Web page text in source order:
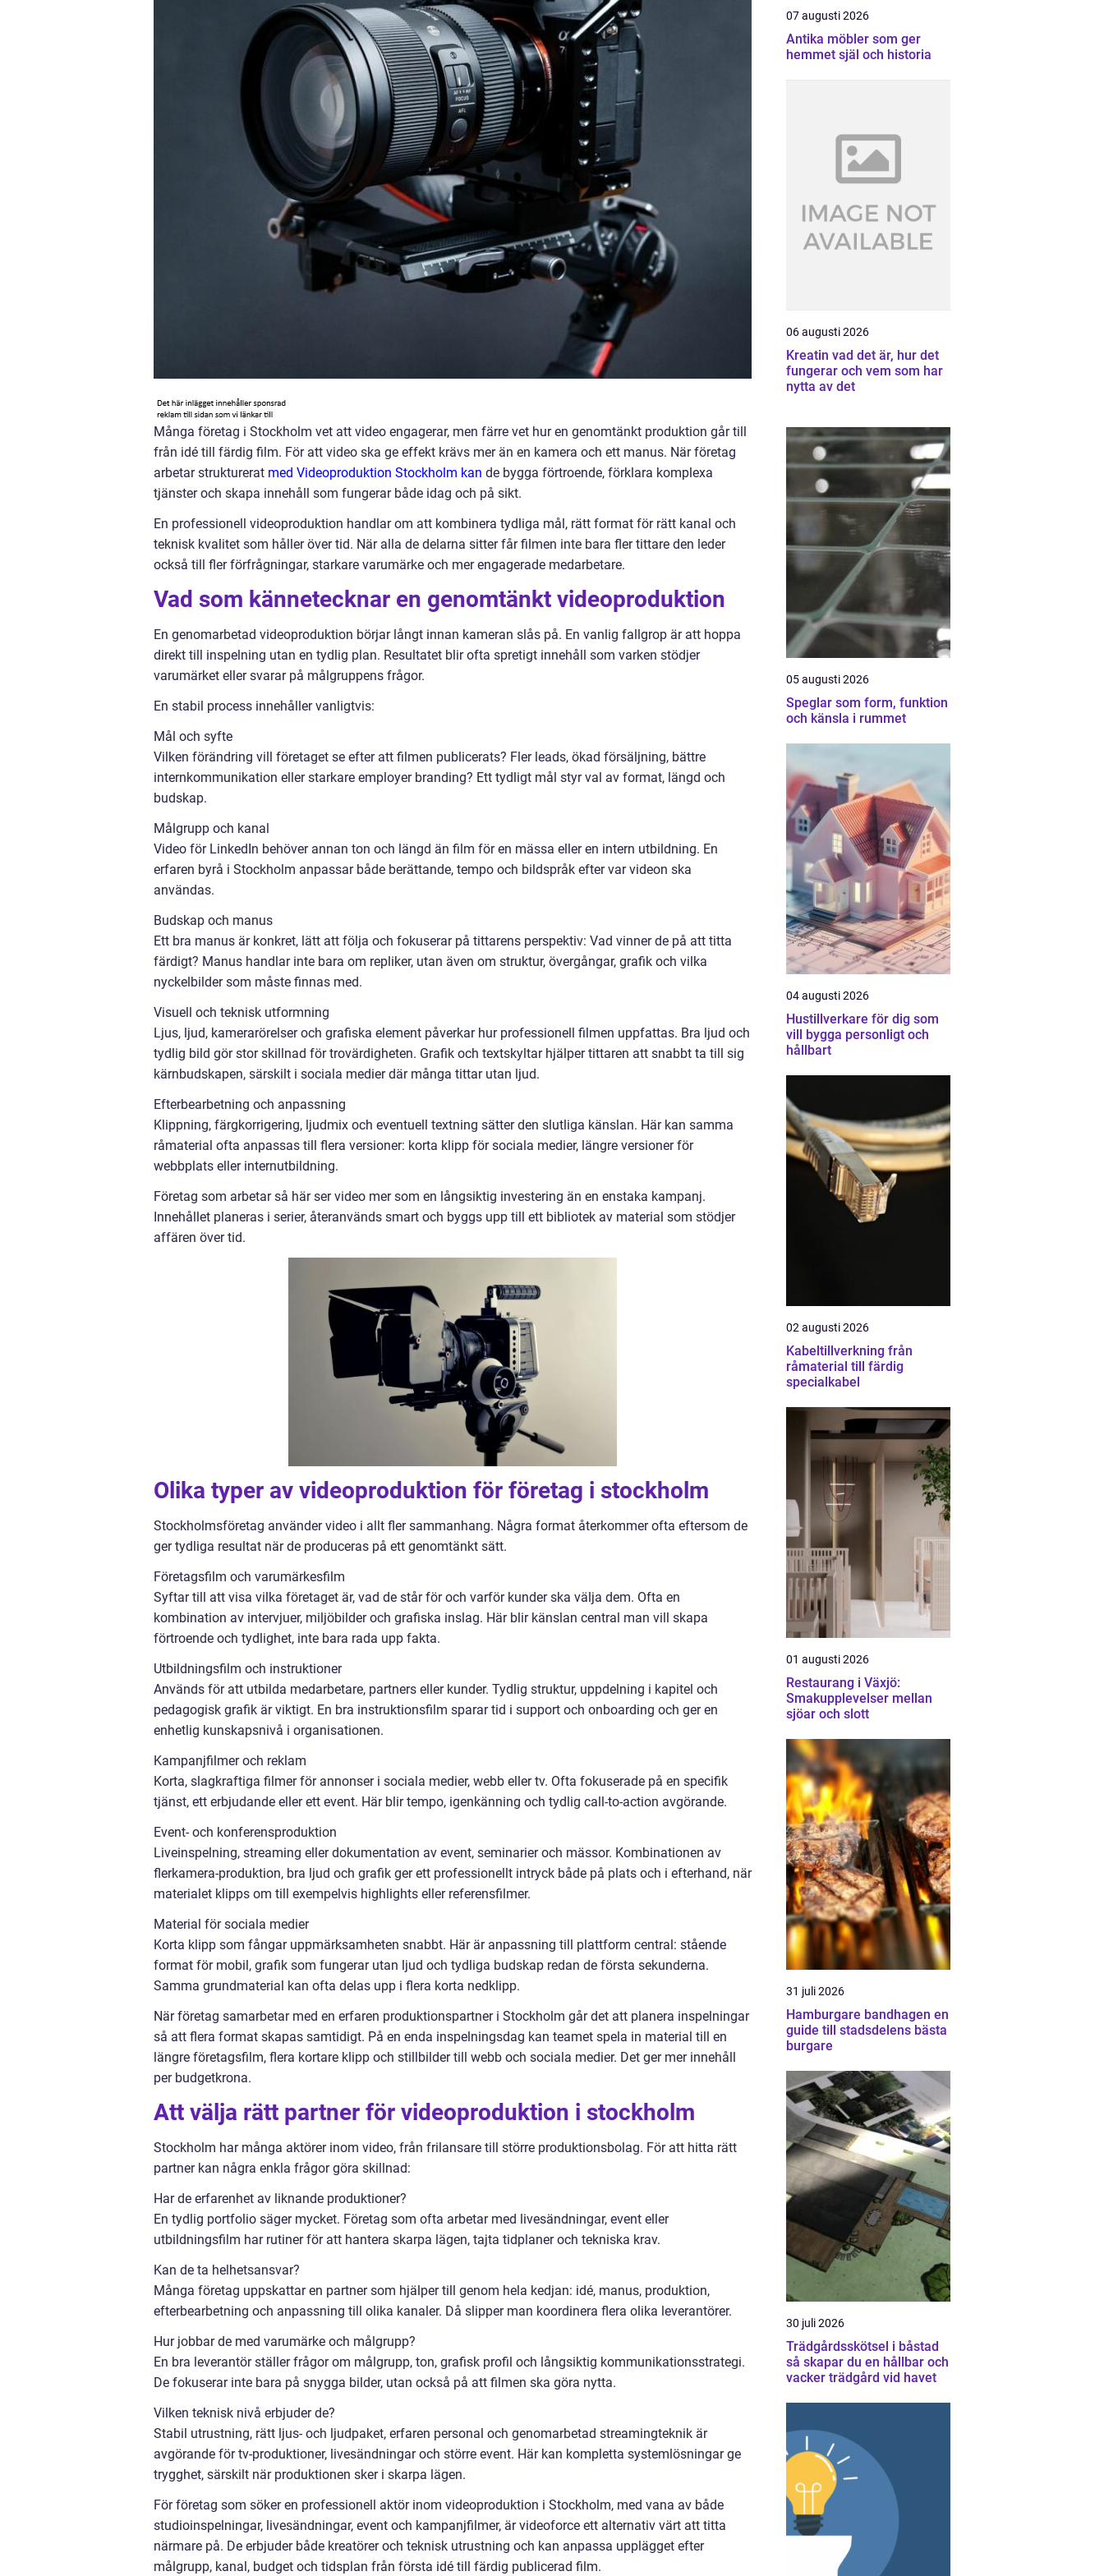
Många företag i Stockholm vet att video engagerar, men färre vet hur en genomtänkt produktion går till
från idé till färdig film. För att video ska ge effekt krävs mer än en kamera och ett manus. När företag
arbetar strukturerat med Videoproduktion Stockholm kan de bygga förtroende, förklara komplexa
tjänster och skapa innehåll som fungerar både idag och på sikt.
En professionell videoproduktion handlar om att kombinera tydliga mål, rätt format för rätt kanal och
teknisk kvalitet som håller över tid. När alla de delarna sitter får filmen inte bara fler tittare den leder
också till fler förfrågningar, starkare varumärke och mer engagerade medarbetare.
Vad som kännetecknar en genomtänkt videoproduktion
En genomarbetad videoproduktion börjar långt innan kameran slås på. En vanlig fallgrop är att hoppa
direkt till inspelning utan en tydlig plan. Resultatet blir ofta spretigt innehåll som varken stödjer
varumärket eller svarar på målgruppens frågor.
En stabil process innehåller vanligtvis:
Mål och syfte
Vilken förändring vill företaget se efter att filmen publicerats? Fler leads, ökad försäljning, bättre
internkommunikation eller starkare employer branding? Ett tydligt mål styr val av format, längd och
budskap.
Målgrupp och kanal
Video för LinkedIn behöver annan ton och längd än film för en mässa eller en intern utbildning. En
erfaren byrå i Stockholm anpassar både berättande, tempo och bildspråk efter var videon ska
användas.
Budskap och manus
Ett bra manus är konkret, lätt att följa och fokuserar på tittarens perspektiv: Vad vinner de på att titta
färdigt? Manus handlar inte bara om repliker, utan även om struktur, övergångar, grafik och vilka
nyckelbilder som måste finnas med.
Visuell och teknisk utformning
Ljus, ljud, kamerarörelser och grafiska element påverkar hur professionell filmen uppfattas. Bra ljud och
tydlig bild gör stor skillnad för trovärdigheten. Grafik och textskyltar hjälper tittaren att snabbt ta till sig
kärnbudskapen, särskilt i sociala medier där många tittar utan ljud.
Efterbearbetning och anpassning
Klippning, färgkorrigering, ljudmix och eventuell textning sätter den slutliga känslan. Här kan samma
råmaterial ofta anpassas till flera versioner: korta klipp för sociala medier, längre versioner för
webbplats eller internutbildning.
Företag som arbetar så här ser video mer som en långsiktig investering än en enstaka kampanj.
Innehållet planeras i serier, återanvänds smart och byggs upp till ett bibliotek av material som stödjer
affären över tid.
Olika typer av videoproduktion för företag i stockholm
Stockholmsföretag använder video i allt fler sammanhang. Några format återkommer ofta eftersom de
ger tydliga resultat när de produceras på ett genomtänkt sätt.
Företagsfilm och varumärkesfilm
Syftar till att visa vilka företaget är, vad de står för och varför kunder ska välja dem. Ofta en
kombination av intervjuer, miljöbilder och grafiska inslag. Här blir känslan central man vill skapa
förtroende och tydlighet, inte bara rada upp fakta.
Utbildningsfilm och instruktioner
Används för att utbilda medarbetare, partners eller kunder. Tydlig struktur, uppdelning i kapitel och
pedagogisk grafik är viktigt. En bra instruktionsfilm sparar tid i support och onboarding och ger en
enhetlig kunskapsnivå i organisationen.
Kampanjfilmer och reklam
Korta, slagkraftiga filmer för annonser i sociala medier, webb eller tv. Ofta fokuserade på en specifik
tjänst, ett erbjudande eller ett event. Här blir tempo, igenkänning och tydlig call-to-action avgörande.
Event- och konferensproduktion
Liveinspelning, streaming eller dokumentation av event, seminarier och mässor. Kombinationen av
flerkamera-produktion, bra ljud och grafik ger ett professionellt intryck både på plats och i efterhand, när
materialet klipps om till exempelvis highlights eller referensfilmer.
Material för sociala medier
Korta klipp som fångar uppmärksamheten snabbt. Här är anpassning till plattform central: stående
format för mobil, grafik som fungerar utan ljud och tydliga budskap redan de första sekunderna.
Samma grundmaterial kan ofta delas upp i flera korta nedklipp.
När företag samarbetar med en erfaren produktionspartner i Stockholm går det att planera inspelningar
så att flera format skapas samtidigt. På en enda inspelningsdag kan teamet spela in material till en
längre företagsfilm, flera kortare klipp och stillbilder till webb och sociala medier. Det ger mer innehåll
per budgetkrona.
Att välja rätt partner för videoproduktion i stockholm
Stockholm har många aktörer inom video, från frilansare till större produktionsbolag. För att hitta rätt
partner kan några enkla frågor göra skillnad:
Har de erfarenhet av liknande produktioner?
En tydlig portfolio säger mycket. Företag som ofta arbetar med livesändningar, event eller
utbildningsfilm har rutiner för att hantera skarpa lägen, tajta tidplaner och tekniska krav.
Kan de ta helhetsansvar?
Många företag uppskattar en partner som hjälper till genom hela kedjan: idé, manus, produktion,
efterbearbetning och anpassning till olika kanaler. Då slipper man koordinera flera olika leverantörer.
Hur jobbar de med varumärke och målgrupp?
En bra leverantör ställer frågor om målgrupp, ton, grafisk profil och långsiktig kommunikationsstrategi.
De fokuserar inte bara på snygga bilder, utan också på att filmen ska göra nytta.
Vilken teknisk nivå erbjuder de?
Stabil utrustning, rätt ljus- och ljudpaket, erfaren personal och genomarbetad streamingteknik är
avgörande för tv-produktioner, livesändningar och större event. Här kan kompletta systemlösningar ge
trygghet, särskilt när produktionen sker i skarpa lägen.
För företag som söker en professionell aktör inom videoproduktion i Stockholm, med vana av både
studioinspelningar, livesändningar, event och kampanjfilmer, är videoforce ett alternativ värt att titta
närmare på. De erbjuder både kreatörer och teknisk utrustning och kan anpassa upplägget efter
målgrupp, kanal, budget och tidsplan från första idé till färdig publicerad film.
07 augusti 2026
Antika möbler som ger
hemmet själ och historia
06 augusti 2026
Kreatin vad det är, hur det
fungerar och vem som har
nytta av det
05 augusti 2026
Speglar som form, funktion
och känsla i rummet
04 augusti 2026
Hustillverkare för dig som
vill bygga personligt och
hållbart
02 augusti 2026
Kabeltillverkning från
råmaterial till färdig
specialkabel
01 augusti 2026
Restaurang i Växjö:
Smakupplevelser mellan
sjöar och slott
31 juli 2026
Hamburgare bandhagen en
guide till stadsdelens bästa
burgare
30 juli 2026
Trädgårdsskötsel i båstad
så skapar du en hållbar och
vacker trädgård vid havet